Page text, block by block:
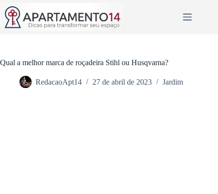
para
conteúdo
Qual a melhor marca de roçadeira Stihl ou Husqvarna?
RedacaoApt14 27 de abril de 2023 Jardim